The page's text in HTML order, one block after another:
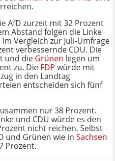
AfD zurzeit mit 32 Prozent
Abstand folgen die Linke
Vergleich zur Juli-Umfrage
verbessernde CDU. Die
und die Grünen legen um
zu. Die FDP würde mit
in den Landtag
entscheiden sich fünf
nur 38 Prozent.
und CDU würde es den
nicht reichen. Selbst
und Grünen wie in Sachsen
Prozent.